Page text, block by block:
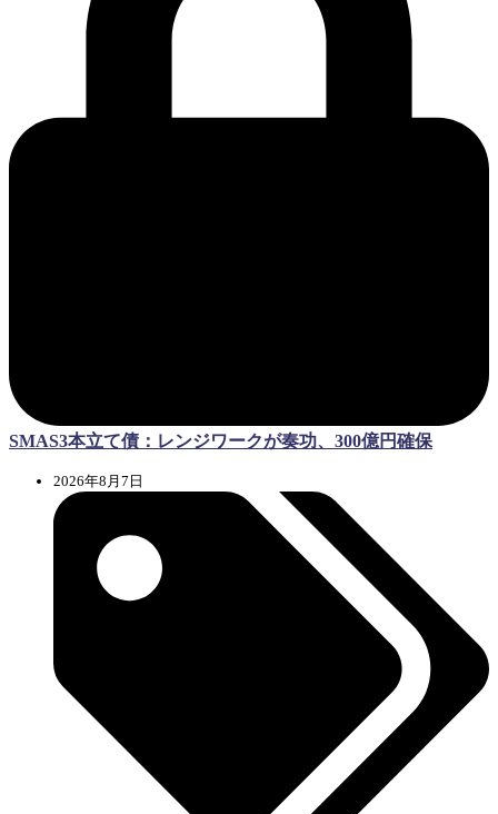
SMAS3本立て債：レンジワークが奏功、300億円確保
2026年8月7日